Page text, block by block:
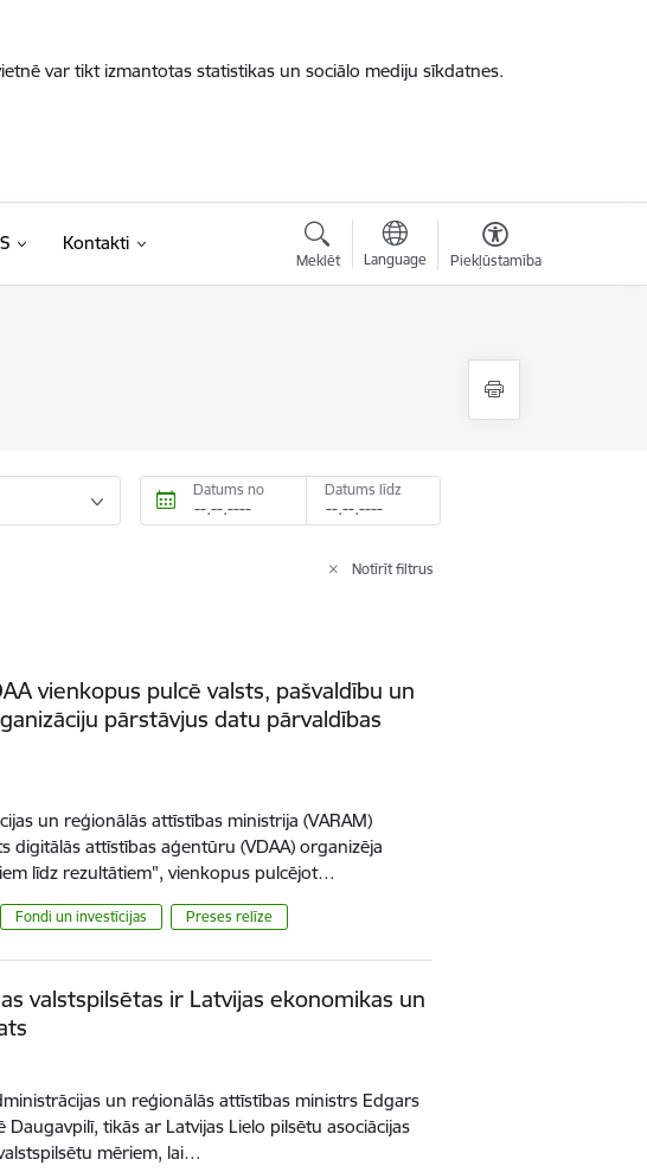
var tikt izmantotas statistikas un sociālo mediju sīkdatnes.
Kontakti
Meklēt Language Piekļūstamība
Datums no Datums līdz
Notīrīt filtrus
vienkopus pulcē valsts, pašvaldību un
pārstāvjus datu pārvaldības
un reģionālās attīstības ministrija (VARAM)
digitālās attīstības aģentūru (VDAA) organizēja
līdz rezultātiem", vienkopus pulcējot…
Fondi un investīcijas Preses relīze
valstspilsētas ir Latvijas ekonomikas un
un reģionālās attīstības ministrs Edgars
Daugavpilī, tikās ar Latvijas Lielo pilsētu asociācijas
mēriem, lai…